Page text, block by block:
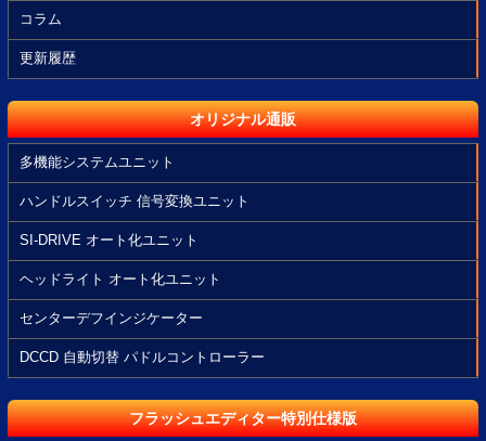
コラム
更新履歴
オリジナル通販
多機能システムユニット
ハンドルスイッチ 信号変換ユニット
SI-DRIVE オート化ユニット
ヘッドライト オート化ユニット
センターデフインジケーター
DCCD 自動切替 パドルコントローラー
フラッシュエディター特別仕様版